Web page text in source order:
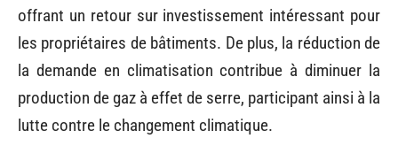
offrant un retour sur investissement intéressant pour
les propriétaires de bâtiments. De plus, la réduction de
la demande en climatisation contribue à diminuer la
production de gaz à effet de serre, participant ainsi à la
lutte contre le changement climatique.